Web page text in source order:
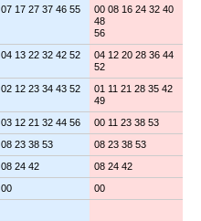
07 17 27 37 46 55
00 08 16 24 32 40
48
56
04 13 22 32 42 52
04 12 20 28 36 44
52
02 12 23 34 43 52
01 11 21 28 35 42
49
03 12 21 32 44 56
00 11 23 38 53
08 23 38 53
08 23 38 53
08 24 42
08 24 42
00
00